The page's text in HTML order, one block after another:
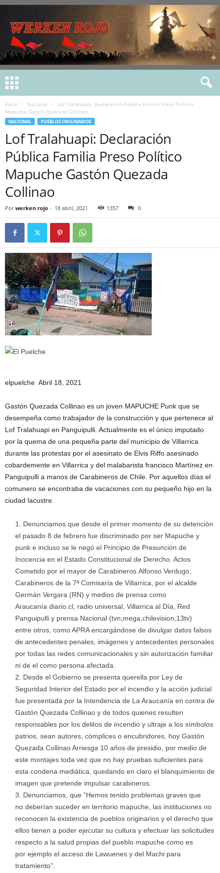
Inicio Nacional
Lof Tralahuapi: Declaración Pública Familia Preso Político
Mapuche Gastón Quezada Collinao
NACIONAL PUEBLOS ORIGINARIOS
Lof Tralahuapi: Declaración
Pública Familia Preso Político
Mapuche Gastón Quezada
Collinao
Por werken rojo - 18 abril, 2021 1357 0
elpuelche Abril 18, 2021
Gastón Quezada Collinao es un joven MAPUCHE Punk que se
desempeña como trabajador de la construcción y que pertenece al
Lof Tralahuapi en Panguipulli. Actualmente es el único imputado
por la quema de una pequeña parte del municipio de Villarrica
durante las protestas por el asesinato de Elvis Riffo asesinado
cobardemente en Villarrica y del malabarista francisco Martínez en
Panguipulli a manos de Carabineros de Chile. Por aquellos días el
comunero se encontraba de vacaciones con su pequeño hijo en la
ciudad lacustre.
Denunciamos que desde el primer momento de su detención
el pasado 8 de febrero fue discriminado por ser Mapuche y
punk e incluso se le negó el Principio de Presunción de
Inocencia en el Estado Constitucional de Derecho. Actos
Cometido por el mayor de Carabineros Alfonso Verdugo,
Carabineros de la 7ª Comisaría de Villarrica, por el alcalde
Germán Vergara (RN) y medios de prensa como
Araucanía diario.cl, radio universal, Villarrica al Día, Red
Panguipulli y prensa Nacional (tvn,mega,chilevision,13tv)
entre otros, como APRA encargándose de divulgar datos falsos
de antecedentes penales, imágenes y antecedentes personales
por todas las redes comunicacionales y sin autorización familiar
ni de el como persona afectada.
Desde el Gobierno se presenta querella por Ley de
Seguridad Interior del Estado por el incendio y la acción judicial
fue presentada por la Intendencia de La Araucanía en contra de
Gastón Quezada Collinao y de todos quienes resulten
responsables por los delitos de incendio y ultraje a los símbolos
patrios, sean autores, cómplices o encubridores, hoy Gastón
Quezada Collinao Arriesga 10 años de presidio, por medio de
este montajes toda vez que no hay pruebas suficientes para
esta condena mediática, quedando en claro el blanquimiento de
imagen que pretende impulsar carabineros.
Denunciamos, que “Hemos tenido problemas graves que
no deberían suceder en territorio mapuche, las instituciones no
reconocen la existencia de pueblos originarios y el derecho que
ellos tienen a poder ejecutar su cultura y efectuar las solicitudes
respecto a la salud propias del pueblo mapuche como es
por ejemplo el acceso de Lawuenes y del Machi para
tratamiento”.